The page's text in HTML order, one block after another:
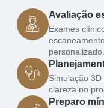
Avaliação
Exames
personalizado.
Simulação
clareza no
Preparo